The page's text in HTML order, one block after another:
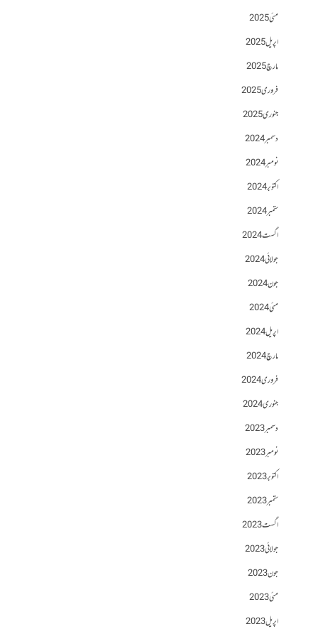
مئی 2025
اپریل 2025
مارچ 2025
فروری 2025
جنوری 2025
دسمبر 2024
نومبر 2024
اکتوبر 2024
ستمبر 2024
اگست 2024
جولائی 2024
جون 2024
مئی 2024
اپریل 2024
مارچ 2024
فروری 2024
جنوری 2024
دسمبر 2023
نومبر 2023
اکتوبر 2023
ستمبر 2023
اگست 2023
جولائی 2023
جون 2023
مئی 2023
اپریل 2023